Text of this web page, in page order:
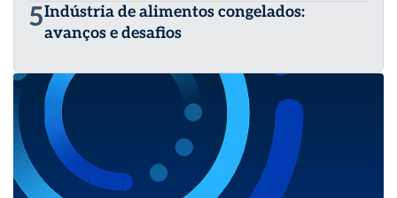
5Indústria de alimentos congelados:
avanços e desafios